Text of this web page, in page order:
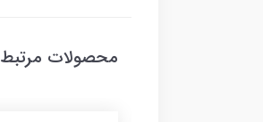
محصولات مرتبط